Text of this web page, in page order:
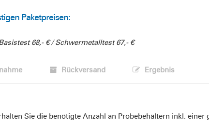
Paketpreisen:
68,- € / Schwermetalltest 67,- €
Rückversand Ergebnis
Sie die benötigte Anzahl an Probebehältern inkl.